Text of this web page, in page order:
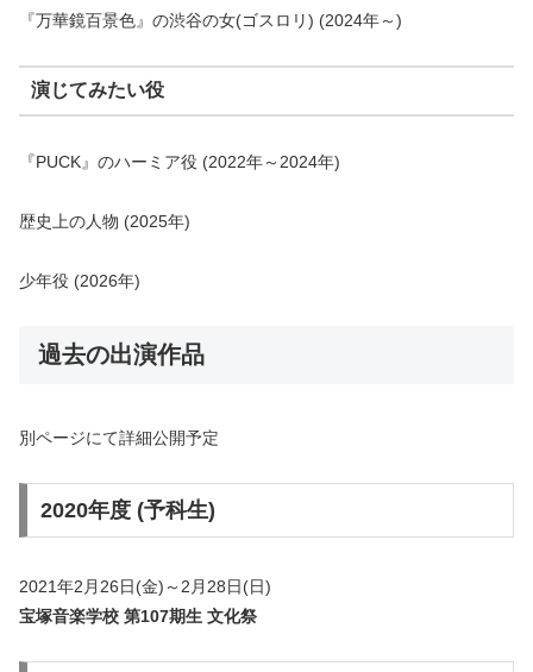
『万華鏡百景色』の渋谷の女(ゴスロリ) (2024年～)
演じてみたい役
『PUCK』のハーミア役 (2022年～2024年)
歴史上の人物 (2025年)
少年役 (2026年)
過去の出演作品
別ページにて詳細公開予定
2020年度 (予科生)
2021年2月26日(金)～2月28日(日)
宝塚音楽学校 第107期生 文化祭